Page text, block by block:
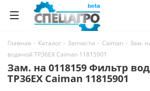
Главная - Каталог - Запчасти - Caiman - Зам.
водяной TP36EX Caiman 11815901
Зам. на 0118159 Фильтр
TP36EX Caiman 11815901